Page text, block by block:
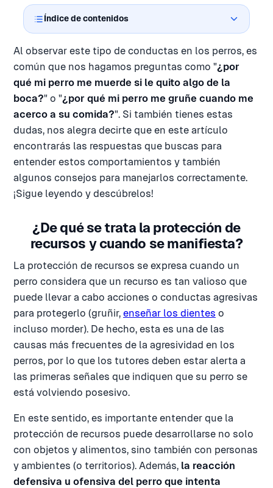
Índice de contenidos
Al observar este tipo de conductas en los perros, es
común que nos hagamos preguntas como "¿por
qué mi perro me muerde si le quito algo de la
boca?" o "¿por qué mi perro me gruñe cuando me
acerco a su comida?". Si también tienes estas
dudas, nos alegra decirte que en este artículo
encontrarás las respuestas que buscas para
entender estos comportamientos y también
algunos consejos para manejarlos correctamente.
¡Sigue leyendo y descúbrelos!
¿De qué se trata la protección de
recursos y cuando se manifiesta?
La protección de recursos se expresa cuando un
perro considera que un recurso es tan valioso que
puede llevar a cabo acciones o conductas agresivas
para protegerlo (gruñir, enseñar los dientes o
incluso morder). De hecho, esta es una de las
causas más frecuentes de la agresividad en los
perros, por lo que los tutores deben estar alerta a
las primeras señales que indiquen que su perro se
está volviendo posesivo.
En este sentido, es importante entender que la
protección de recursos puede desarrollarse no solo
con objetos y alimentos, sino también con personas
y ambientes (o territorios). Además, la reacción
defensiva u ofensiva del perro que intenta